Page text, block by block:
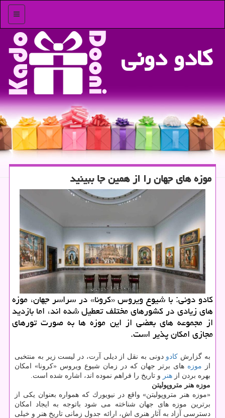
منو
كادو دونی
موزه های جهان را از همین جا ببینید
كادو دونی: با شیوع ویروس «كرونا» در سراسر جهان، موزه
های زیادی در كشورهای مختلف تعطیل شده اند، اما بازدید
از مجموعه های بعضی از این موزه ها به صورت تورهای
مجازی امكان پذیر است.
به گزارش كادو دونی به نقل از دیلی آرت، در لیست زیر به منتخبی
از موزه های برتر جهان كه در زمان شیوع ویروس «كرونا» امكان
بهره بردن از هنر و تاریخ را فراهم نموده اند، اشاره شده است.
موزه هنر متروپولیتن
«موزه هنر متروپولیتن» واقع در نیویورك كه همواره بعنوان یكی از
برترین موزه های جهان شناخته می شود باتوجه به ایجاد امكان
دسترسی آزاد به آثار هنری اش، ارائه جدول زمانی تاریخ هنر و خیلی